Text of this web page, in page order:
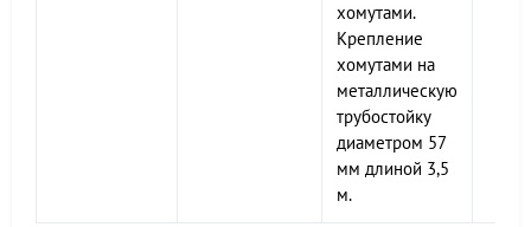
хомутами.
Крепление
хомутами на
металлическую
трубостойку
диаметром 57
мм длиной 3,5
м.